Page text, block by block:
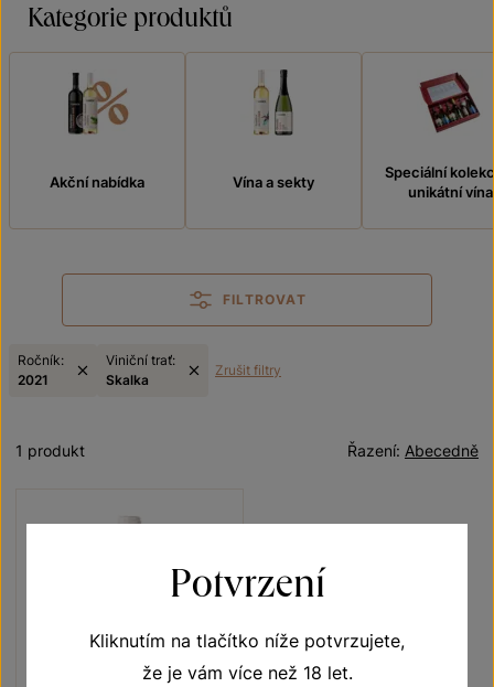
Kategorie produktů
Akční nabídka Vína a sekty
Speciální
unikátní vína
FILTROVAT
Ročník:
2021
Viniční trať:
Skalka
Zrušit filtry
Abecedně
Řazení:
1 produkt
Potvrzení
Kliknutím na tlačítko níže potvrzujete,
že je vám více než 18 let.